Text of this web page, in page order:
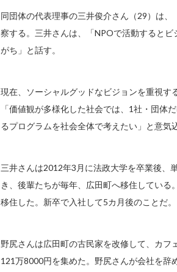
同団体の代表理事の三井俊介さん（29）は
察する。三井さんは、「NPOで活動すると
がち」と話す。
現在、ソーシャルグッドなビジョンを重視
「価値観が多様化した社会では、1社・団体
るプログラムを社会全体で考えたい」と意気
三井さんは2012年3月に法政大学を卒業後、
き、後輩たちが毎年、広田町へ移住してい
移住した。新卒で入社して5カ月後のことだ。
野尻さんは広田町の古民家を改修して、カ
121万8000円を集めた。野尻さんが会社を